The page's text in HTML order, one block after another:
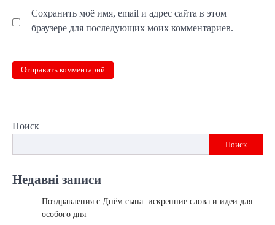
Сохранить моё имя, email и адрес сайта в этом
браузере для последующих моих комментариев.
Поиск
Поиск
Недавні записи
Поздравления с Днём сына: искренние слова и идеи для
особого дня